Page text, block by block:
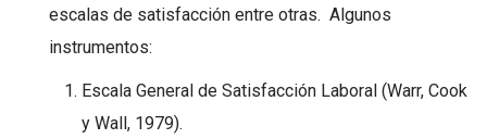
escalas de satisfacción entre otras. Algunos
instrumentos:
Escala General de Satisfacción Laboral (Warr, Cook
y Wall, 1979).